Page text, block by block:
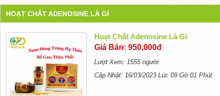
HOẠT CHẤT ADENOSINE LÀ GÌ
Hoạt Chất Adenosine Là Gì
Giá Bán: 950,000đ
Lượt Xem: 1555 người
Cập Nhật: 16/03/2023 Lúc 09 Gờ 01 Phút